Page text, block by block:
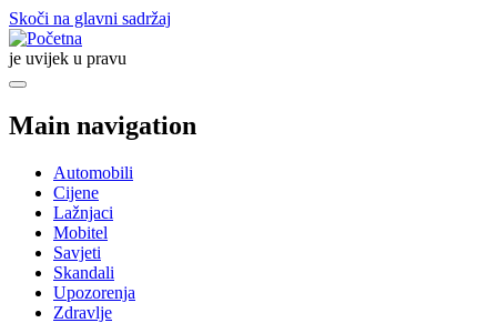
Skoči na glavni sadržaj
je uvijek u pravu
Main navigation
Automobili
Cijene
Lažnjaci
Mobitel
Savjeti
Skandali
Upozorenja
Zdravlje